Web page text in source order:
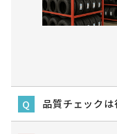
Q 品質チェックは